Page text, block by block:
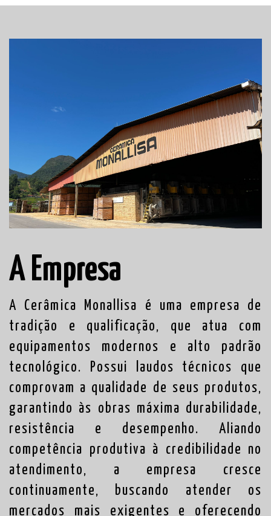
A Empresa
A Cerâmica Monallisa é uma empresa de
tradição e qualificação, que atua com
equipamentos modernos e alto padrão
tecnológico. Possui laudos técnicos que
comprovam a qualidade de seus produtos,
garantindo às obras máxima durabilidade,
resistência e desempenho. Aliando
competência produtiva à credibilidade no
atendimento, a empresa cresce
continuamente, buscando atender os
mercados mais exigentes e oferecendo